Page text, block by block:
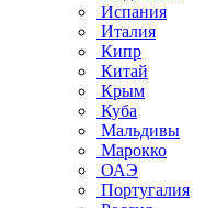
Испания
Италия
Кипр
Китай
Крым
Куба
Мальдивы
Марокко
ОАЭ
Португалия